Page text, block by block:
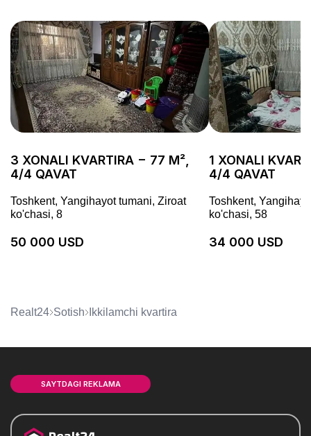
3 XONALI KVARTIRA − 77 M²,
4/4 QAVAT
Toshkent, Yangihayot tumani, Ziroat
ko'chasi, 8
50 000 USD
1 XONALI
4/4 QAVAT
Toshkent,
ko'chasi, 58
34 000 USD
Realt24 Sotish ikkilamchi kvartira
SAYTDAGI REKLAMA